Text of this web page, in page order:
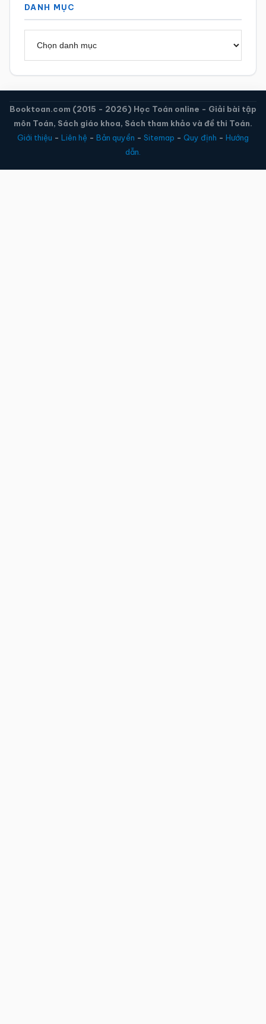
DANH MỤC
Booktoan.com (2015 - 2026) Học Toán online - Giải bài tập
môn Toán, Sách giáo khoa, Sách tham khảo và đề thi Toán.
Giới thiệu - Liên hệ - Bản quyền - Sitemap - Quy định - Hướng
dẫn.